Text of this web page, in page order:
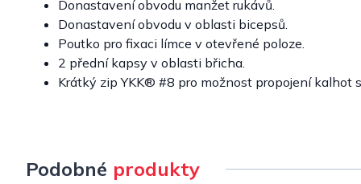
Donastavení obvodu manžet rukávů.
Donastavení obvodu v oblasti bicepsů.
Poutko pro fixaci límce v otevřené poloze.
2 přední kapsy v oblasti břicha.
Krátký zip YKK® #8 pro možnost propojení kalhot
Podobné produkty